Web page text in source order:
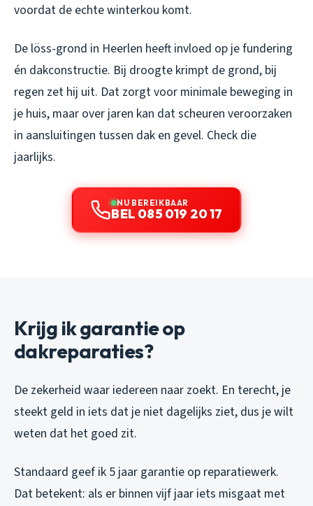
voordat de echte winterkou komt.
De löss-grond in Heerlen heeft invloed op je fundering
én dakconstructie. Bij droogte krimpt de grond, bij
regen zet hij uit. Dat zorgt voor minimale beweging in
je huis, maar over jaren kan dat scheuren veroorzaken
in aansluitingen tussen dak en gevel. Check die
jaarlijks.
NU BEREIKBAAR
BEL 085 019 20 17
Krijg ik garantie op
dakreparaties?
De zekerheid waar iedereen naar zoekt. En terecht, je
steekt geld in iets dat je niet dagelijks ziet, dus je wilt
weten dat het goed zit.
Standaard geef ik 5 jaar garantie op reparatiewerk.
Dat betekent: als er binnen vijf jaar iets misgaat met